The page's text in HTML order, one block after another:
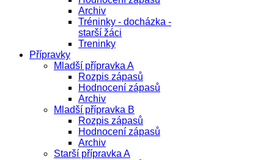
Archiv
Tréninky - docházka -
starší žáci
Treninky
Přípravky
Mladší přípravka A
Rozpis zápasů
Hodnocení zápasů
Archiv
Mladší přípravka B
Rozpis zápasů
Hodnocení zápasů
Archiv
Starší přípravka A